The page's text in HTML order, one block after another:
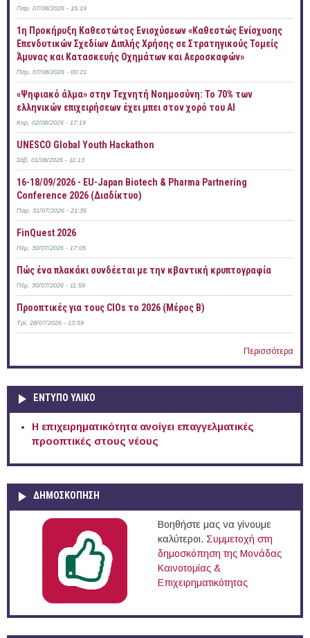
Παρ, 07/08/2026 - 15:19
1η Προκήρυξη Καθεστώτος Ενισχύσεων «Καθεστώς Ενίσχυσης
Επενδυτικών Σχεδίων Διπλής Χρήσης σε Στρατηγικούς Τομείς
Άμυνας και Κατασκευής Οχημάτων και Αεροσκαφών»
Παρ, 07/08/2026 - 00:21
«Ψηφιακό άλμα» στην Τεχνητή Νοημοσύνη: Το 70% των
ελληνικών επιχειρήσεων έχει μπει στον χορό του AI
Κυρ, 02/08/2026 - 17:19
UNESCO Global Youth Hackathon
Σάβ, 01/08/2026 - 11:13
16-18/09/2026 - EU-Japan Biotech & Pharma Partnering
Conference 2026 (Διαδίκτυο)
Παρ, 31/07/2026 - 21:35
FinQuest 2026
Πέμ, 30/07/2026 - 17:05
Πώς ένα πλακάκι συνδέεται με την κβαντική κρυπτογραφία
Πέμ, 30/07/2026 - 11:59
Προοπτικές για τους CIOs το 2026 (Μέρος Β)
Τρί, 28/07/2026 - 13:59
Περισσότερα
ΕΝΤΥΠΟ ΥΛΙΚΟ
Η επιχειρηματικότητα ανοίγει επαγγελματικές
προοπτικές στους νέους
ΔΗΜΟΣΚΟΠΗΣΗ
Βοηθήστε μας να γίνουμε
καλύτεροι. Συμμετοχή στη
δημοσκόπηση της Μονάδας
Καινοτομίας &
Επιχειρηματικότητας